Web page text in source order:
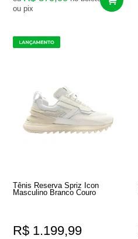
ou pix
Tênis Reserva Spriz Icon
Masculino Branco Couro
R$ 1.199,99